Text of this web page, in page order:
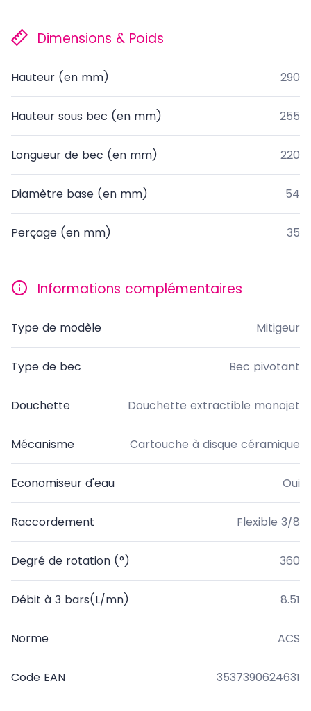
Dimensions & Poids
Hauteur (en mm) 290
Hauteur sous bec (en mm) 255
Longueur de bec (en mm) 220
Diamètre base (en mm) 54
Perçage (en mm) 35
Informations complémentaires
Type de modèle Mitigeur
Type de bec Bec pivotant
Douchette Douchette extractible monojet
Mécanisme Cartouche à disque céramique
Economiseur d'eau Oui
Raccordement Flexible 3/8
Degré de rotation (°) 360
Débit à 3 bars(L/mn) 8.51
Norme ACS
Code EAN 3537390624631